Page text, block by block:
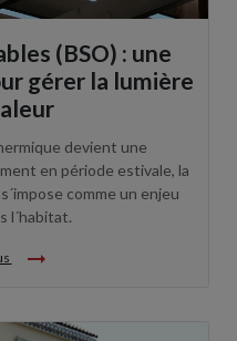
(BSO) : une
gérer la lumière
devient une
en période estivale, la
comme un enjeu
l´habitat.
arrow_right_alt